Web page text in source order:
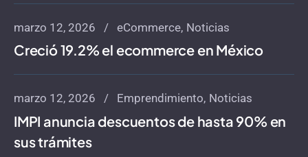
marzo 12, 2026 eCommerce Noticias
Creció 19.2% el ecommerce en México
marzo 12, 2026 Emprendimiento Noticias
IMPI anuncia descuentos de hasta 90% en
sus trámites